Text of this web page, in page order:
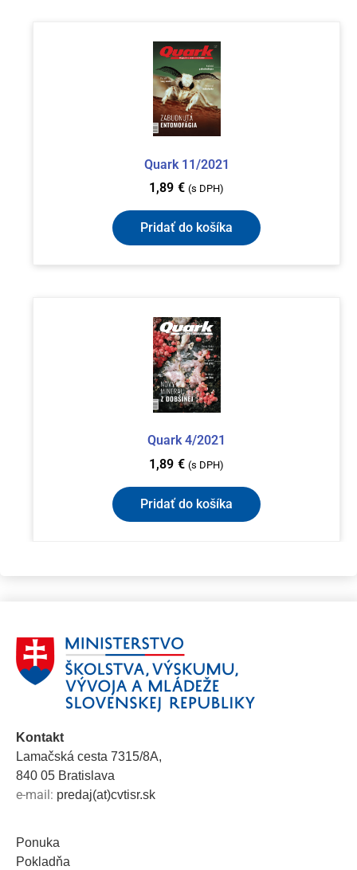
Quark 11/2021
1,89 € (s DPH)
Pridať do košíka
Quark 4/2021
1,89 € (s DPH)
Pridať do košíka
Kontakt
Lamačská cesta 7315/8A,
840 05 Bratislava
e-mail: predaj(at)cvtisr.sk
Ponuka
Pokladňa